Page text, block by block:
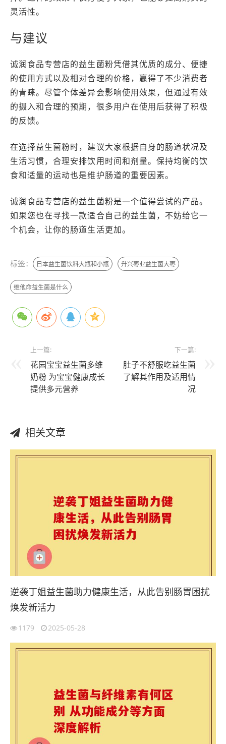
灵活性。
与建议
诚润食品专营店的益生菌粉凭借其优质的成分、便捷
的使用方式以及相对合理的价格，赢得了不少消费者
的青睐。尽管个体差异会影响使用效果，但通过有效
的摄入和合理的预期，很多用户在使用后获得了积极
的反馈。
在选择益生菌粉时，建议大家根据自身的肠道状况及
生活习惯，合理安排饮用时间和剂量。保持均衡的饮
食和适量的运动也是维护肠道的重要因素。
诚润食品专营店的益生菌粉是一个值得尝试的产品。
如果您也在寻找一款适合自己的益生菌，不妨给它一
个机会，让你的肠道生活更加。
标签： 日本益生菌饮料大瓶和小瓶 升兴枣业益生菌大枣
维他命益生菌是什么
上一篇:
花园宝宝益生菌多维
奶粉 为宝宝健康成长
提供多元营养
下一篇:
肚子不舒服吃益生菌
了解其作用及适用情
况
相关文章
逆袭丁姐益生菌助力健康生活，从此告别肠胃困扰
焕发新活力
1179 2025-05-28